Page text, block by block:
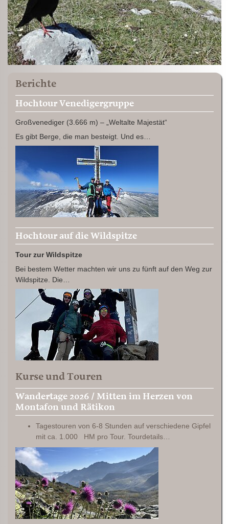
Berichte
Hochtour Venedigergruppe
Großvenediger (3.666 m) – „Weltalte Majestät“
Es gibt Berge, die man besteigt. Und es…
Hochtour auf die Wildspitze
Tour zur Wildspitze
Bei bestem Wetter machten wir uns zu fünft auf den Weg zur
Wildspitze. Die…
Kurse und Touren
Wandertage 2026 / Mitten im Herzen von
Montafon und Rätikon
Tagestouren von 6-8 Stunden auf verschiedene Gipfel
mit ca. 1.000 HM pro Tour. Tourdetails…